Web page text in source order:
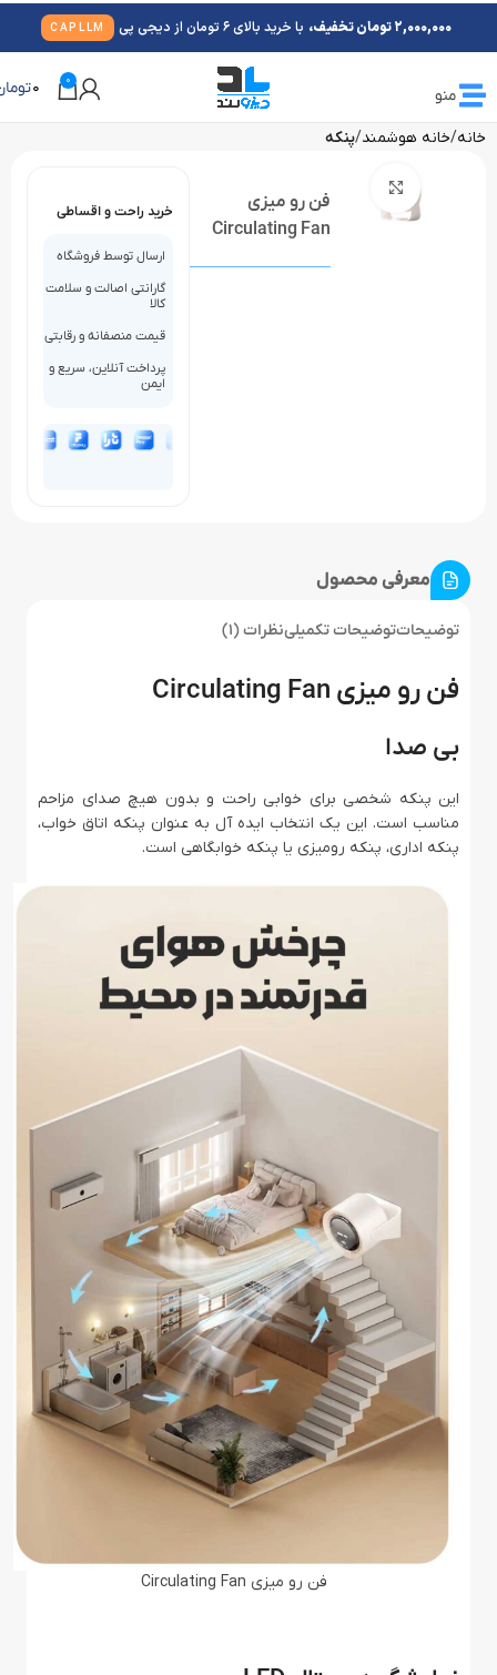
منو
0
0
خانه خانه هوشمند پنکه
فن رو میزی
Circulating Fan
خرید راحت و اقساطی
ارسال توسط فروشگاه
گارانتی اصالت و سلامت
کالا
قیمت منصفانه و رقابتی
پرداخت آنلاین، سریع و
ایمن
معرفی محصول
توضیحاتتوضیحات تکمیلینظرات (1)
فن رو میزی Circulating Fan
بی صدا
این پنکه شخصی برای خوابی راحت و بدون هیچ صدای مزاحم
مناسب است. این یک انتخاب ایده آل به عنوان پنکه اتاق خواب،
پنکه اداری، پنکه رومیزی یا پنکه خوابگاهی است.
فن رو میزی Circulating Fan
2,000,000 تومان تخفیف، با خرید بالای 6 تومان از دیجی پی CAPLLM